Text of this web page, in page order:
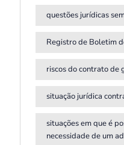
questões jurídicas
Registro de Boletim
riscos do contrato de
situação jurídica
situações em que é
necessidade de um